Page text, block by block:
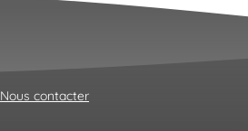
Nous contacter